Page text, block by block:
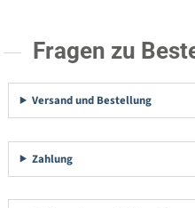
Fragen zu
Versand und Bestellung
Zahlung